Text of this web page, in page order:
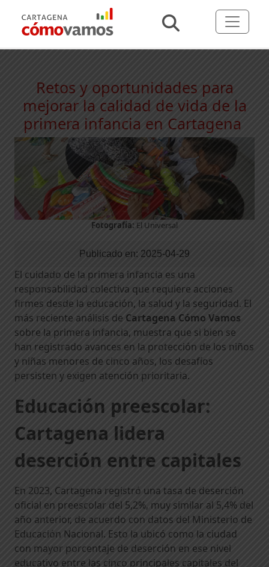
Retos y oportunidades para
mejorar la calidad de vida de la
primera infancia en Cartagena
Fotografía: El Universal
Publicado en: 2025-04-29
El cuidado de la primera infancia es una
responsabilidad colectiva que requiere acciones
firmes desde la educación, la salud y la seguridad. El
más reciente análisis de Cartagena Cómo Vamos
sobre la primera infancia, muestra que si bien se
han registrado avances en la protección de los niños
y niñas menores de cinco años, los desafíos
persisten y exigen atención prioritaria.
Educación preescolar:
Cartagena lidera
deserción entre capitales
En 2023, Cartagena registró una tasa de deserción
oficial en preescolar del 5,2%, muy similar al 5,4% del
año anterior, de acuerdo con datos del Ministerio de
Educación Nacional. Esto la ubicó como la ciudad
con mayor porcentaje de deserción en ese nivel
educativo entre las cinco principales capitales del